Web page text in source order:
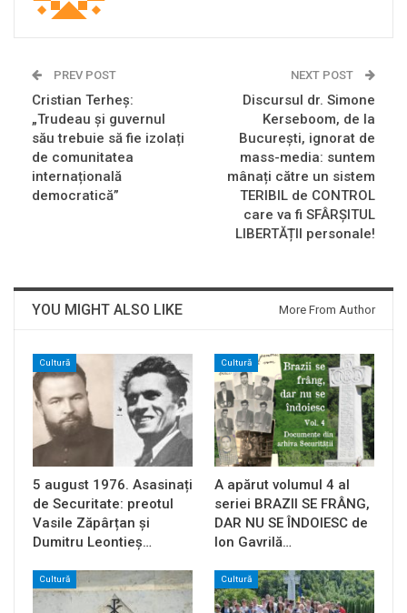
PREV POST
Cristian Terheș:
„Trudeau și guvernul
său trebuie să fie izolați
de comunitatea
internațională
democratică”
NEXT POST
Discursul dr. Simone
Kerseboom, de la
București, ignorat de
mass-media: suntem
mânați către un sistem
TERIBIL de CONTROL
care va fi SFÂRȘITUL
LIBERTĂȚII personale!
YOU MIGHT ALSO LIKE More From Author
Cultură
5 august 1976. Asasinați
de Securitate: preotul
Vasile Zăpârțan și
Dumitru Leontieș…
Cultură
A apărut volumul 4 al
seriei BRAZII SE FRÂNG,
DAR NU SE ÎNDOIESC de
Ion Gavrilă…
Cultură Cultură